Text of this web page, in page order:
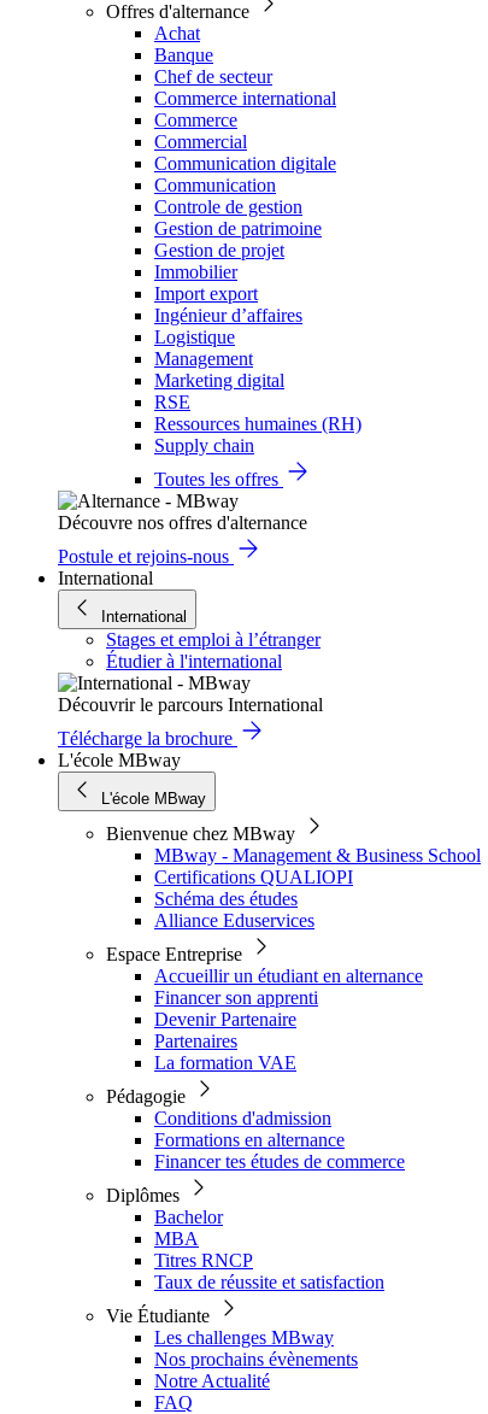
Offres d'alternance
Achat
Banque
Chef de secteur
Commerce international
Commerce
Commercial
Communication digitale
Communication
Controle de gestion
Gestion de patrimoine
Gestion de projet
Immobilier
Import export
Ingénieur d’affaires
Logistique
Management
Marketing digital
RSE
Ressources humaines (RH)
Supply chain
Toutes les offres
Découvre nos offres d'alternance
Postule et rejoins-nous
International
International
Stages et emploi à l’étranger
Étudier à l'international
Découvrir le parcours International
Télécharge la brochure
L'école MBway
L'école MBway
Bienvenue chez MBway
MBway - Management & Business School
Certifications QUALIOPI
Schéma des études
Alliance Eduservices
Espace Entreprise
Accueillir un étudiant en alternance
Financer son apprenti
Devenir Partenaire
Partenaires
La formation VAE
Pédagogie
Conditions d'admission
Formations en alternance
Financer tes études de commerce
Diplômes
Bachelor
MBA
Titres RNCP
Taux de réussite et satisfaction
Vie Étudiante
Les challenges MBway
Nos prochains évènements
Notre Actualité
FAQ